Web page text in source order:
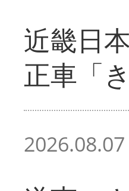
近畿日
正車「
2026.08.07